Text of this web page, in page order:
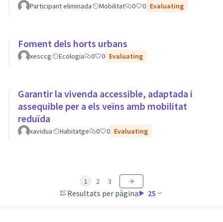
Participant eliminada Mobilitat 0 0 Evaluating
Foment dels horts urbans
xesccg Ecologia 0 0 Evaluating
Garantir la vivenda accessible, adaptada i
assequible per a els veïns amb mobilitat
reduïda
xavidua Habitatge 0 0 Evaluating
Resultats per pàgina: 25
1 2 3